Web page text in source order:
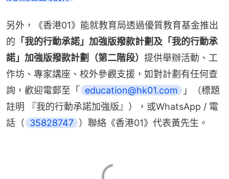
另外，《香港01》能就教育局透過優質教育基金推出
的 「我的行動承諾」加強版撥款計劃及「我的行動承
諾」加強版撥款計劃（第二階段） 提供舉辦活動、工
作坊、專家講座、校外參觀支援，如對計劃有任何查
詢，歡迎電郵至「
education@hk01.com
」（標題
註明 『我的行動承諾加強版』），或WhatsApp / 電
話（ 35828747 ）聯絡《香港01》代表黃先生。